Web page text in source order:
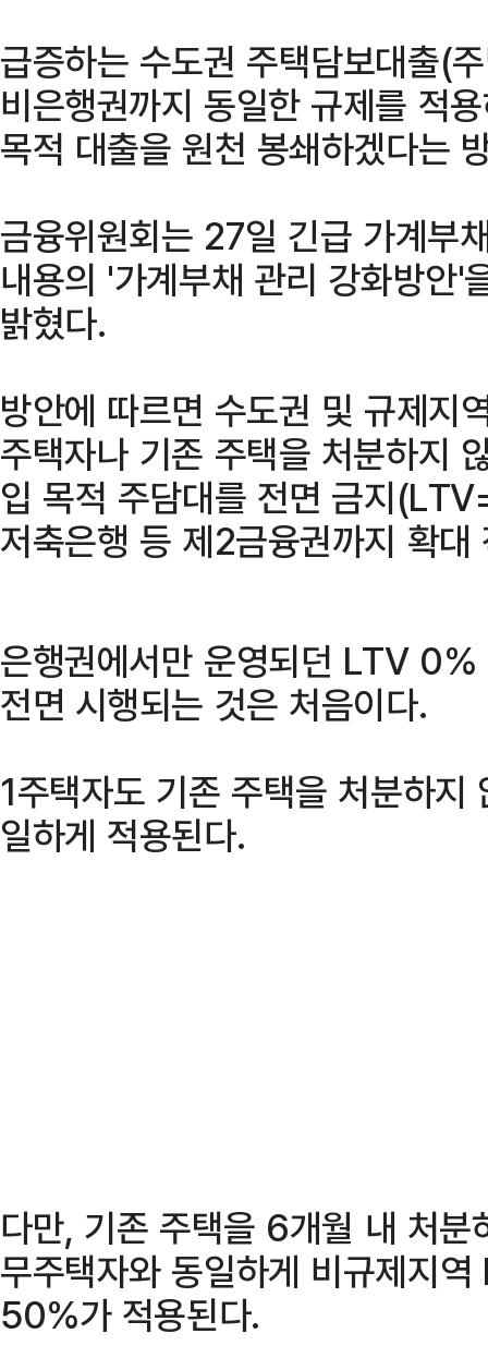
급증하는 수도권 주택담보대출(
비은행권까지 동일한 규제를 적
목적 대출을 원천 봉쇄하겠다는
금융위원회는 27일 긴급 가계부
내용의 '가계부채 관리 강화방안
밝혔다.
방안에 따르면 수도권 및 규제지
주택자나 기존 주택을 처분하지
입 목적 주담대를 전면 금지
저축은행 등 제2금융권까지 확대
은행권에서만 운영되던 LTV
전면 시행되는 것은 처음이다.
1주택자도 기존 주택을 처분하
일하게 적용된다.
다만, 기존 주택을 6개월 내 처분
무주택자와 동일하게 비규제지
50%가 적용된다.